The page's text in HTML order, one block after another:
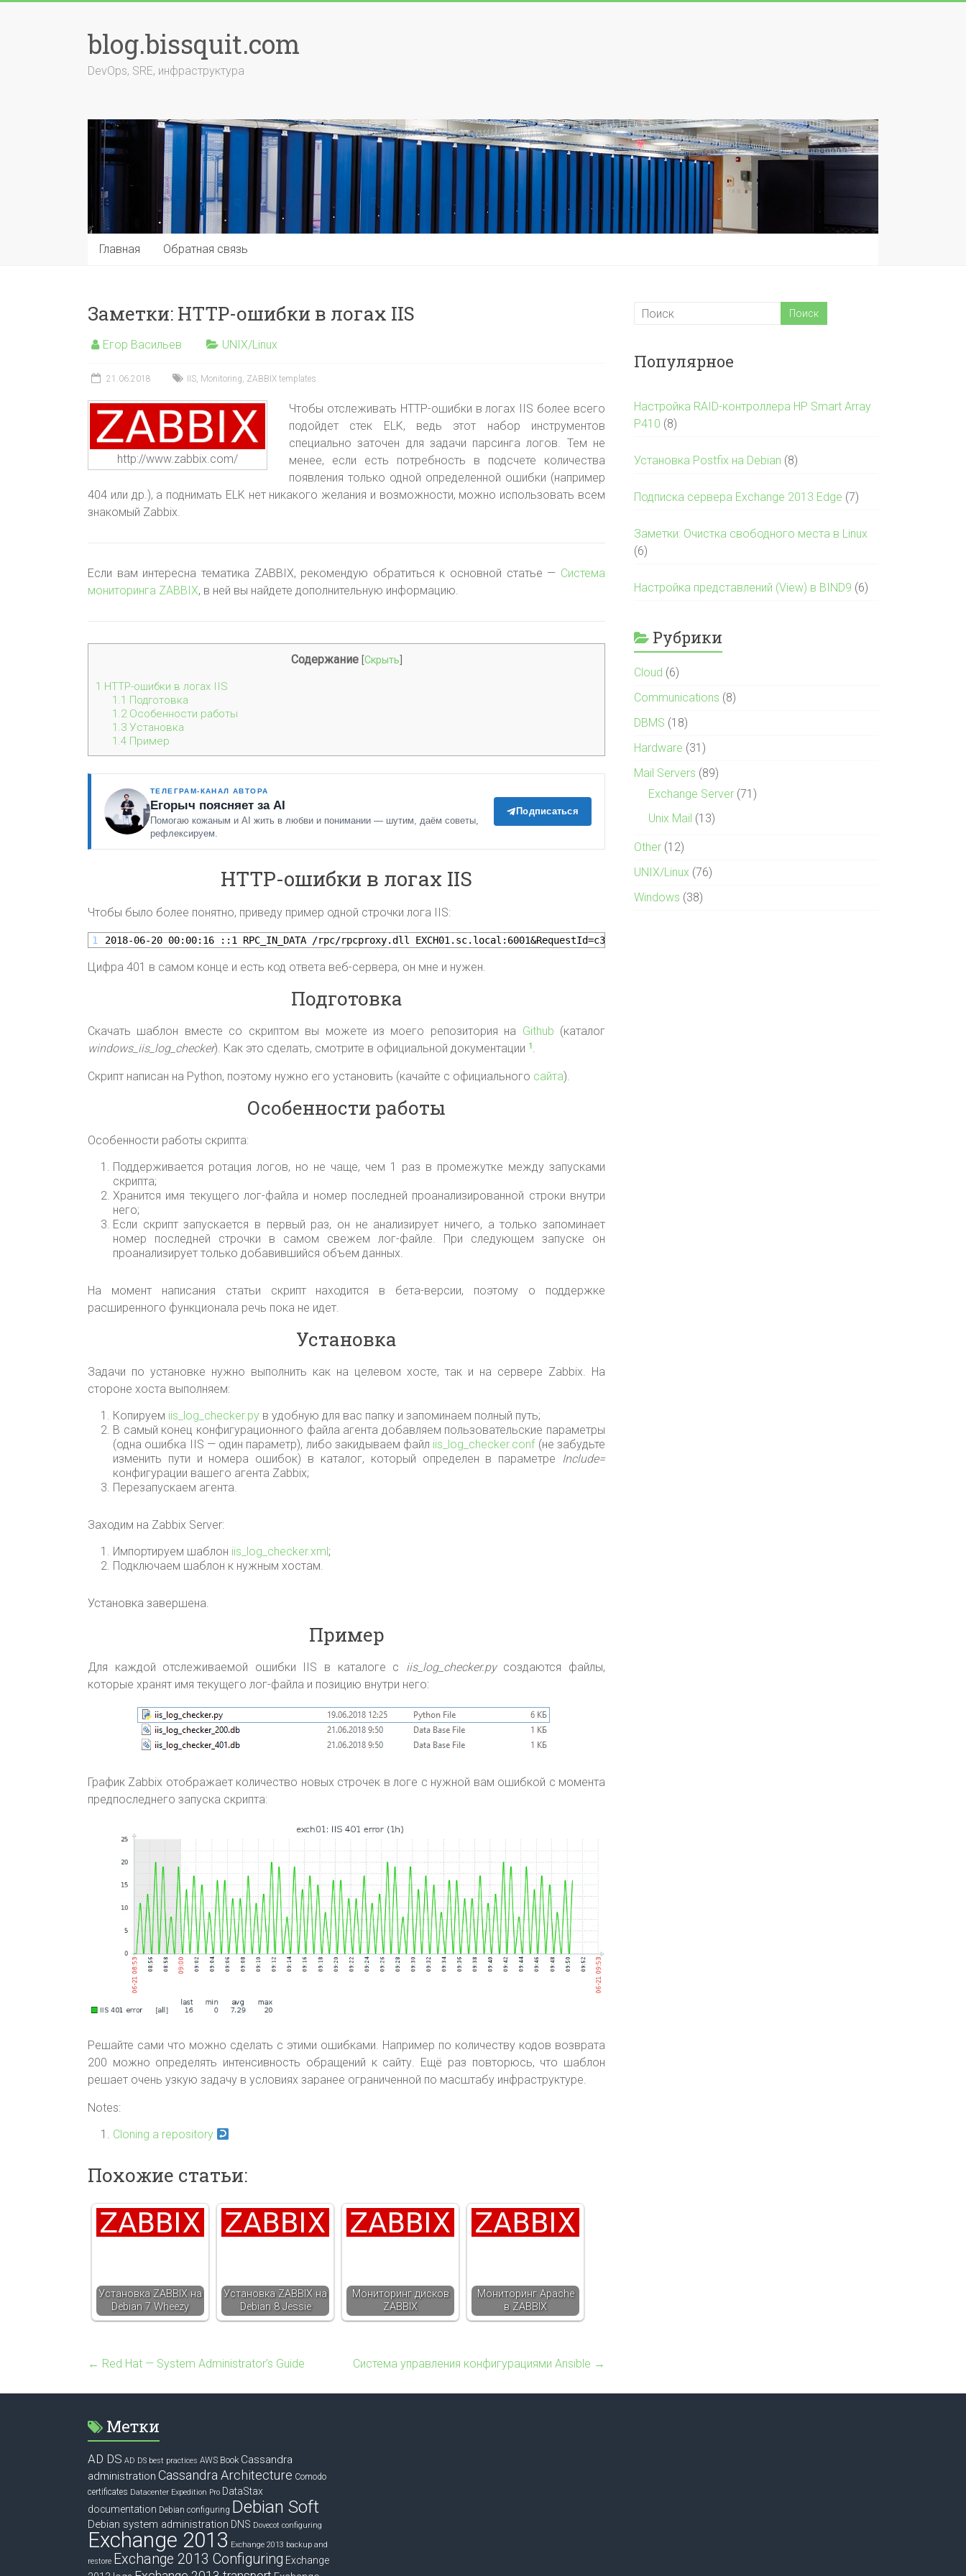
blog.bissquit.com
DevOps, SRE, инфраструктура
Главная Обратная связь
Заметки: HTTP-ошибки в логах IIS
Егор Васильев UNIX/Linux
21.06.2018 IIS, Monitoring, ZABBIX templates
http://www.zabbix.com/
Чтобы отслеживать HTTP-ошибки в логах IIS более всего
подойдет стек ELK, ведь этот набор инструментов
специально заточен для задачи парсинга логов. Тем не
менее, если есть потребность в подсчете количества
появления только одной определенной ошибки (например
404 или др.), а поднимать ELK нет никакого желания и возможности, можно использовать всем
знакомый Zabbix.
Если вам интересна тематика ZABBIX, рекомендую обратиться к основной статье — Система
мониторинга ZABBIX, в ней вы найдете дополнительную информацию.
Содержание Скрыть
1 HTTP-ошибки в логах IIS
1.1 Подготовка
1.2Особенности работы
1.3Установка
1.4Пример
ТЕЛЕГРАМ-КАНАЛ АВТОРА
Егорыч поясняет за AI
Помогаю кожаным и AI жить в любви и понимании — шутим, даём советы,
рефлексируем.
Подписаться
HTTP-ошибки в логах IIS
Чтобы было более понятно, приведу пример одной строчки лога IIS:
1 2018-06-20 00:00:16 ::1 RPC_IN_DATA /rpc/rpcproxy.dll EXCH01.sc.local:6001&RequestId=c36b439b-44a8-4146-9615-41d165c8ff75 81 - ::1 MSRPC - 401 1
Цифра 401 в самом конце и есть код ответа веб-сервера, он мне и нужен.
Подготовка
Скачать шаблон вместе со скриптом вы можете из моего репозитория на Github (каталог
windows_iis_log_checker). Как это сделать, смотрите в официальной документации 1 .
Скрипт написан на Python, поэтому нужно его установить (качайте с официального сайта).
Особенности работы
Особенности работы скрипта:
Поддерживается ротация логов, но не чаще, чем 1 раз в промежутке между запусками
скрипта;
Хранится имя текущего лог-файла и номер последней проанализированной строки внутри
него;
Если скрипт запускается в первый раз, он не анализирует ничего, а только запоминает
номер последней строчки в самом свежем лог-файле. При следующем запуске он
проанализирует только добавившийся объем данных.
На момент написания статьи скрипт находится в бета-версии, поэтому о поддержке
расширенного функционала речь пока не идет.
Установка
Задачи по установке нужно выполнить как на целевом хосте, так и на сервере Zabbix. На
стороне хоста выполняем:
Копируем iis_log_checker.py в удобную для вас папку и запоминаем полный путь;
В самый конец конфигурационного файла агента добавляем пользовательские параметры
(одна ошибка IIS — один параметр), либо закидываем файл iis_log_checker.conf(не забудьте
изменить пути и номера ошибок) в каталог, который определен в параметре Include=
конфигурации вашего агента Zabbix;
Перезапускаем агента.
Заходим на Zabbix Server:
Импортируем шаблон iis_log_checker.xml;
Подключаем шаблон к нужным хостам.
Установка завершена.
Пример
Для каждой отслеживаемой ошибки IIS в каталоге с iis_log_checker.pyсоздаются файлы,
которые хранят имя текущего лог-файла и позицию внутри него:
График Zabbix отображает количество новых строчек в логе с нужной вам ошибкой с момента
предпоследнего запуска скрипта:
Решайте сами что можно сделать с этими ошибками. Например по количеству кодов возврата
200 можно определять интенсивность обращений к сайту. Ещё раз повторюсь, что шаблон
решает очень узкую задачу в условиях заранее ограниченной по масштабу инфраструктуре.
Notes:
Cloning a repository
Похожие статьи:
Установка ZABBIX на
Debian 7 Wheezy
Установка ZABBIX на
Debian 8 Jessie
Мониторинг дисков
ZABBIX
Мониторинг Apache
в ZABBIX
← Red Hat — System Administrator’s Guide Система управления конфигурациями Ansible →
Популярное
Настройка RAID-контроллера HP Smart Array
P410 (8)
Установка Postfix на Debian (8)
Подписка сервера Exchange 2013 Edge (7)
Заметки: Очистка свободного места в Linux
(6)
Настройка представлений (View) в BIND9 (6)
Рубрики
Cloud (6)
Communications (8)
DBMS (18)
Hardware (31)
Mail Servers (89)
Exchange Server (71)
Unix Mail (13)
Other (12)
UNIX/Linux (76)
Windows (38)
Метки
AD DS AD DS best practices AWS Book Cassandra
administration Cassandra Architecture Comodo
certificates Datacenter Expedition Pro DataStax
documentation Debian configuring Debian Soft
Debian system administration DNS Dovecot configuring
Exchange 2013 Exchange 2013 backup and
restore Exchange 2013 Configuring Exchange